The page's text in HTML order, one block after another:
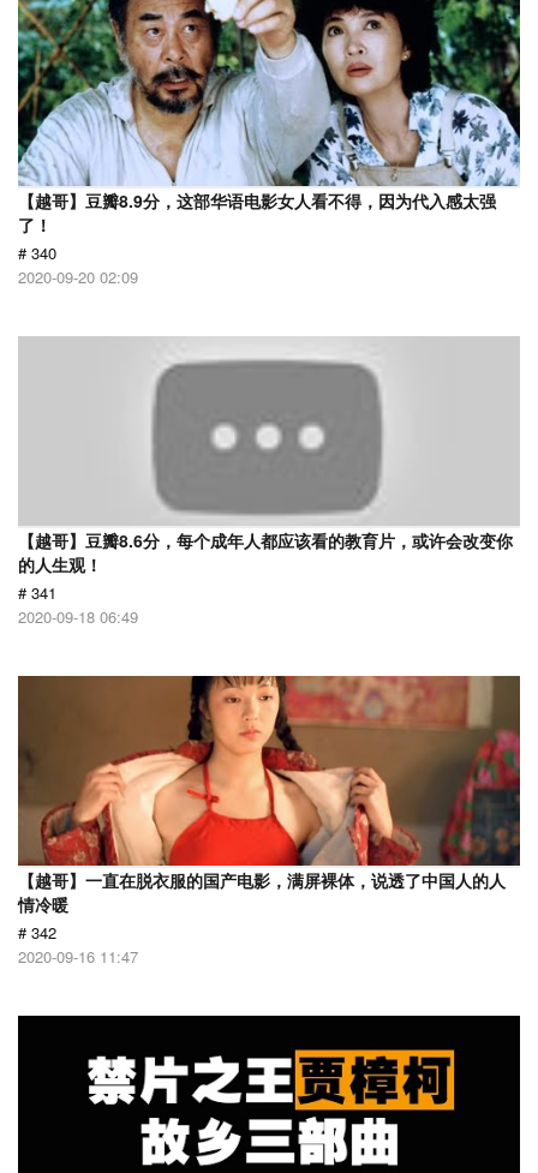
【越哥】豆瓣8.9分，这部华语电影女人看不得，因为代入感太强
了！
# 340
2020-09-20 02:09
【越哥】豆瓣8.6分，每个成年人都应该看的教育片，或许会改变你
的人生观！
# 341
2020-09-18 06:49
【越哥】一直在脱衣服的国产电影，满屏裸体，说透了中国人的人
情冷暖
# 342
2020-09-16 11:47